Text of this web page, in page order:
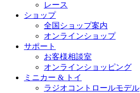
レース
ショップ
全国ショップ案内
オンラインショップ
サポート
お客様相談室
オンラインショッピング
ミニカー & トイ
ラジオコントロールモデル